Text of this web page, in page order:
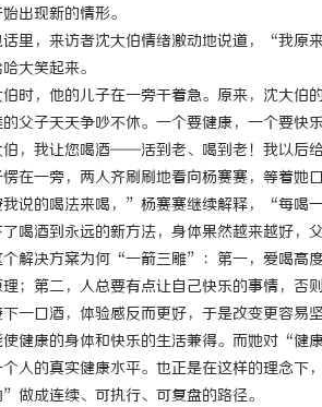
出现新的情形。
里，来访者沈大伯情绪激动地说道，“我原
大笑起来。
时，他的儿子在一旁干着急。原来，沈大
父子天天争吵不休。一个要健康，一个要快
，我让您喝酒——活到老、喝到老！我以后
在一旁，两人齐刷刷地看向杨赛赛，等着她
我说的喝法来喝，”杨赛赛继续解释，“每喝
喝酒到永远的新方法，身体果然越来越好，
解决方案为何“一箭三雕”：第一，爱喝高
；第二，人总要有点让自己快乐的事情，
一口酒，体验感反而更好，于是改变更容易
健康的身体和快乐的生活兼得。而她对“
人的真实健康水平。也正是在这样的理念
做成连续、可执行、可复盘的路径。